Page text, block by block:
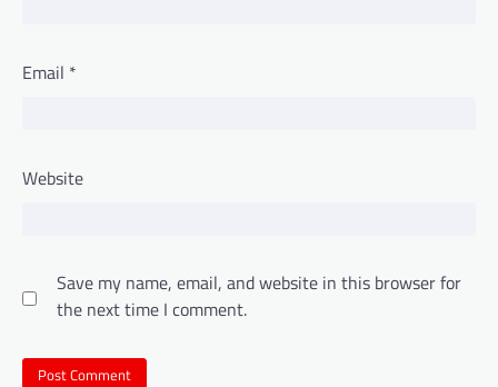
Email *
Website
Save my name, email, and website in this browser for
the next time I comment.